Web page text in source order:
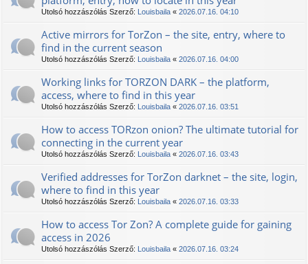
Utolsó hozzászólás Szerző: Louisbaila « 2026.07.16. 04:10
Active mirrors for TorZon – the site, entry, where to
find in the current season
Utolsó hozzászólás Szerző: Louisbaila « 2026.07.16. 04:00
Working links for TORZON DARK – the platform,
access, where to find in this year
Utolsó hozzászólás Szerző: Louisbaila « 2026.07.16. 03:51
How to access TORzon onion? The ultimate tutorial for
connecting in the current year
Utolsó hozzászólás Szerző: Louisbaila « 2026.07.16. 03:43
Verified addresses for TorZon darknet – the site, login,
where to find in this year
Utolsó hozzászólás Szerző: Louisbaila « 2026.07.16. 03:33
How to access Tor Zon? A complete guide for gaining
access in 2026
Utolsó hozzászólás Szerző: Louisbaila « 2026.07.16. 03:24